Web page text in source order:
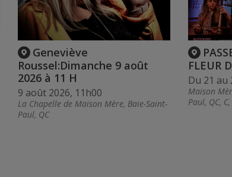
Geneviève
Roussel:Dimanche 9 août
2026 à 11 H
9 août 2026, 11h00
La Chapelle de Maison Mère, Baie-Saint-
Paul, QC
FLEUR
Du 21 au
Maison
Paul, QC,